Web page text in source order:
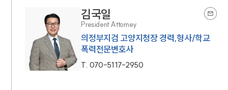
김국일
President Attorney
의정부지검 고양지청장 경력,형사/학교
폭력전문변호사
T. 070-5117-2950